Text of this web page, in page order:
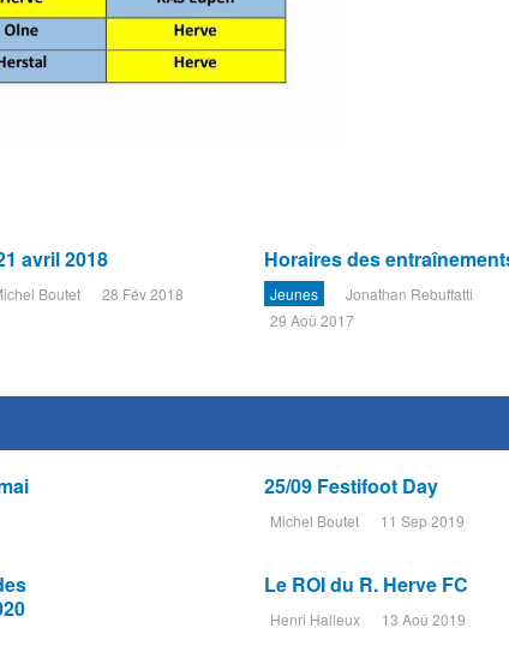
avril 2018
Boutet 28 Fév 2018
Horaires des
Jeunes
Jonathan Rebuffatti
29 Aoû 2017
25/09 Festifoot Day
Michel Boutet 11 Sep 2019
Le ROI du R. Herve FC
Henri Halleux 13 Aoû 2019